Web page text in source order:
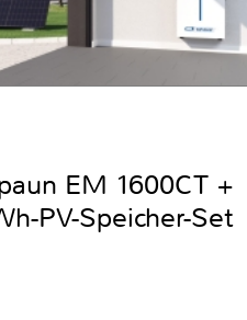
EM 1600CT +
PV-Speicher-Set